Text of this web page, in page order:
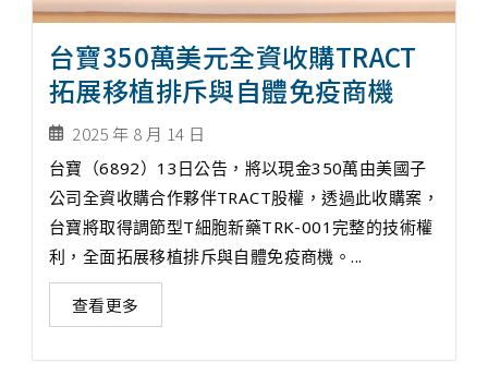
台寶350萬美元全資收購TRACT
拓展移植排斥與自體免疫商機
2025 年 8 月 14 日
台寶（6892）13日公告，將以現金350萬由美國子
公司全資收購合作夥伴TRACT股權，透過此收購案，
台寶將取得調節型T細胞新藥TRK-001完整的技術權
利，全面拓展移植排斥與自體免疫商機。...
查看更多